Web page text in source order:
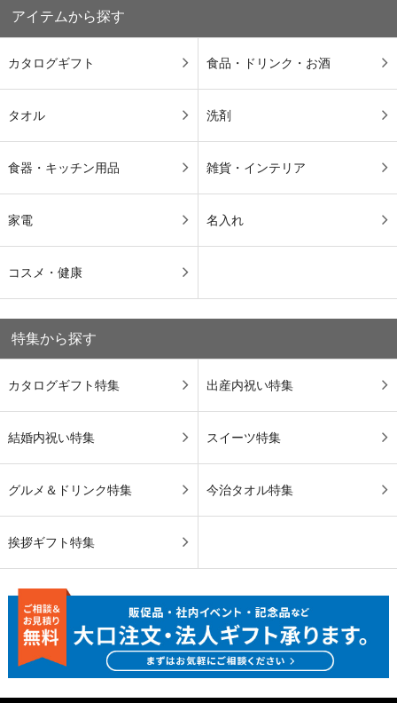
アイテムから探す
カタログギフト 食品・ドリンク・お酒
タオル 洗剤
食器・キッチン用品 雑貨・インテリア
家電 名入れ
コスメ・健康
特集から探す
カタログギフト特集 出産内祝い特集
結婚内祝い特集 スイーツ特集
グルメ＆ドリンク特集 今治タオル特集
挨拶ギフト特集